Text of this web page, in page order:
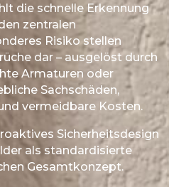
die schnelle Erkennung
zentralen
Risiko stellen
dar – ausgelöst durch
Armaturen oder
Sachschäden,
vermeidbare Kosten.
Sicherheitsdesign
als standardisierte
Gesamtkonzept.